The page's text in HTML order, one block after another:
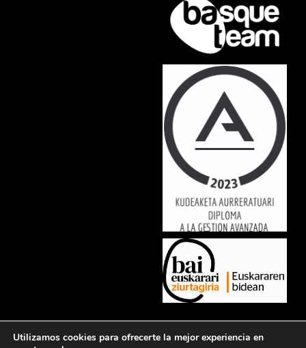
luctus nec ullamcorper mattis, pulvinar dapibus leo.
Utilizamos cookies para ofrecerte la mejor experiencia en